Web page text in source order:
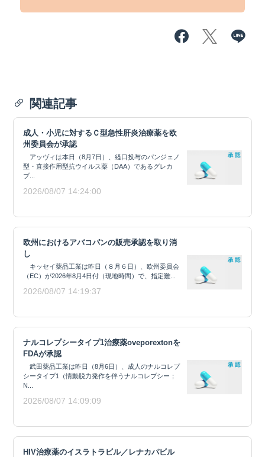
関連記事
成人・小児に対するＣ型急性肝炎治療薬を欧
州委員会が承認
アッヴィは本日（8月7日）、経口投与のパンジェノ
型・直接作用型抗ウイルス薬（DAA）であるグレカ
プ...
2026/08/07 14:24:00
欧州におけるアバコパンの販売承認を取り消
し
キッセイ薬品工業は昨日（８月６日）、欧州委員会
（EC）が2026年8月4日付（現地時間）で、指定難...
2026/08/07 14:19:37
ナルコレプシータイプ1治療薬oveporextonを
FDAが承認
武田薬品工業は昨日（8月6日）、成人のナルコレプ
シータイプ1（情動脱力発作を伴うナルコレプシー；
N...
2026/08/07 14:09:09
HIV治療薬のイスラトラビル／レナカパビル